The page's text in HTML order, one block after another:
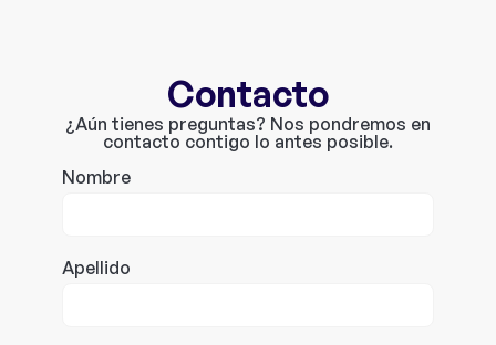
Contacto
¿Aún tienes preguntas? Nos pondremos en
contacto contigo lo antes posible.
Nombre
Apellido